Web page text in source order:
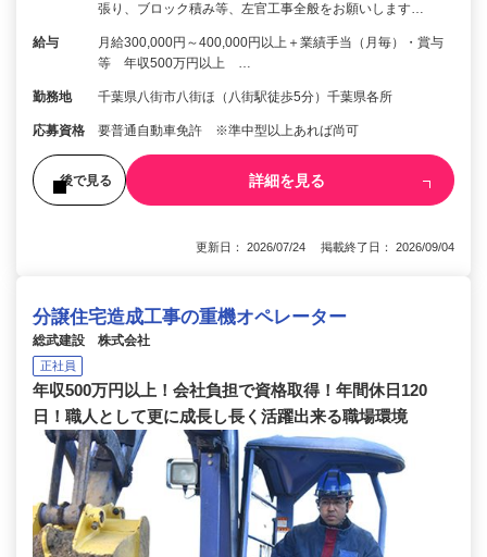
張り、ブロック積み等、左官工事全般をお願いします…
給与
月給300,000円～400,000円以上＋業績手当（月毎）・賞与
等 年収500万円以上 …
勤務地 千葉県八街市八街ほ（八街駅徒歩5分）千葉県各所
応募資格 要普通自動車免許 ※準中型以上あれば尚可
後で見る 詳細を見る
更新日： 2026/07/24 掲載終了日： 2026/09/04
分譲住宅造成工事の重機オペレーター
総武建設 株式会社
正社員
年収500万円以上！会社負担で資格取得！年間休日120
日！職人として更に成長し長く活躍出来る職場環境